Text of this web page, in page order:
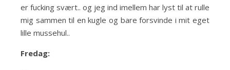
er fucking svært.. og jeg ind imellem har lyst til at rulle
mig sammen til en kugle og bare forsvinde i mit eget
lille mussehul..
Fredag: